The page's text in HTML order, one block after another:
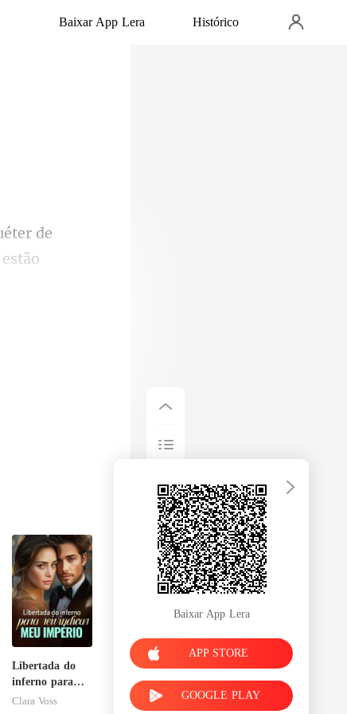
Baixar App Lera Histórico
de
Libertada do
inferno para
reivindicar meu
Clara Voss
Baixar App Lera
APP STORE
GOOGLE PLAY